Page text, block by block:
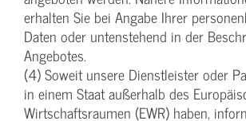
erhalten Sie bei Angabe Ihrer
Daten oder untenstehend in der
Angebotes.
(4) Soweit unsere Dienstleister oder
in einem Staat außerhalb des
Wirtschaftsraumen (EWR) haben,